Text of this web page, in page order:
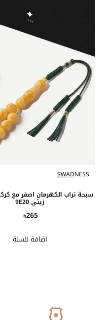
SWADNESS
سبحة تراب الكهرمان اصفر مع
زيتي 9E20
265
اضافة للسلة